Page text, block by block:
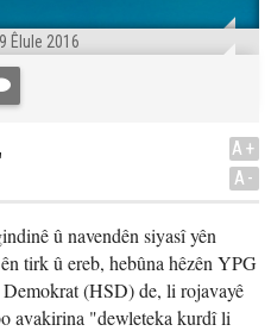
Êlule 2016
A+
A-
û navendên siyasî yên
tirk û ereb, hebûna hêzên YPG
(HSD) de, li rojavayê
avakirina "dewleteka kurdî li